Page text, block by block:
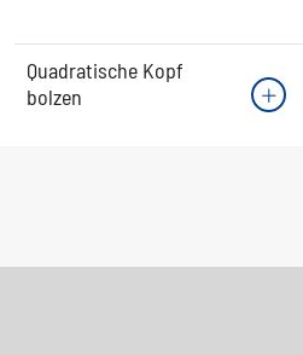
Quadratische Kopf
bolzen
